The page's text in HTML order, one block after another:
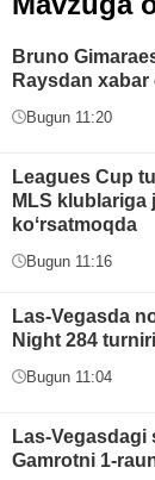
Bruno
Raysdan xabar
Bugun 11:20
Leagues Cup
MLS
koʻrsatmoqda
Bugun 11:16
Las-Vegasda
Night 284
Bugun 11:04
Las-Vegasdagi
Gamrotni 1-